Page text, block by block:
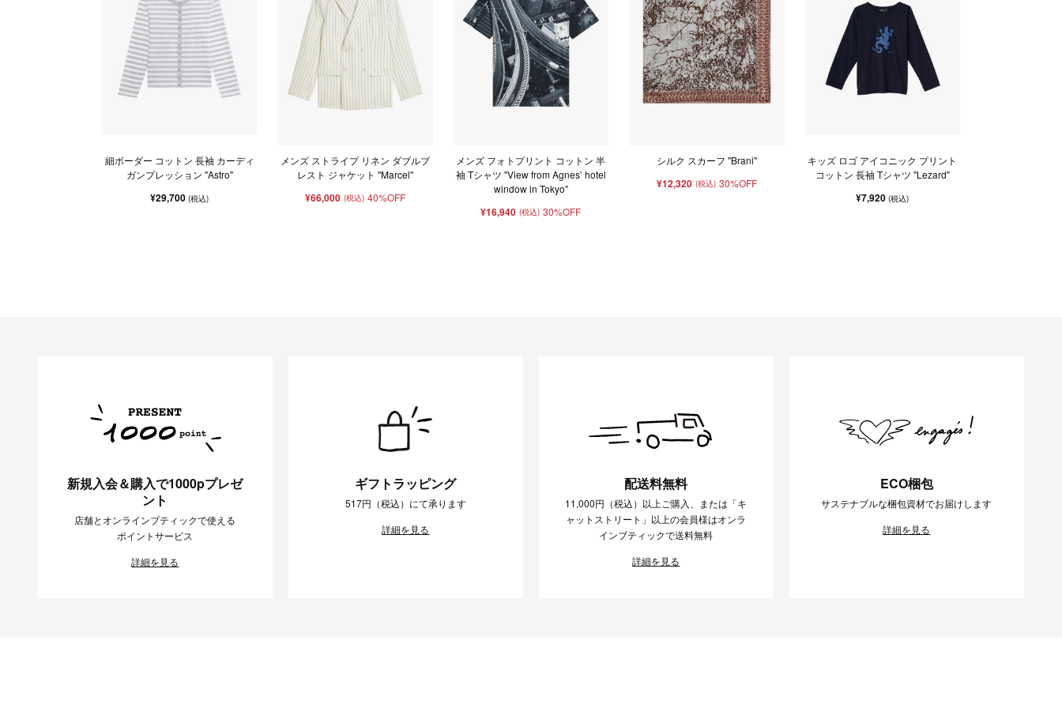
細ボーダー コットン 長袖 カーディ
ガンプレッション "Astro"
¥29,700(税込)
メンズ ストライプ リネン ダブルブ
レスト ジャケット "Marcel"
¥66,000 (税込) 40%OFF
メンズ フォトプリント コットン 半
袖 Tシャツ "View from Agnes’ hotel
window in Tokyo"
¥16,940 (税込) 30%OFF
シルク スカーフ "Brani"
¥12,320 (税込) 30%OFF
キッズ ロゴ アイコニック プリント
コットン 長袖 Tシャツ "Lezard"
¥7,920(税込)
新規入会＆購入で1000pプレゼ
ント
店舗とオンラインブティックで使える
ポイントサービス
詳細を見る
ギフトラッピング
517円（税込）にて承ります
詳細を見る
配送料無料
11,000円（税込）以上ご購入、または「キ
ャットストリート」以上の会員様はオンラ
インブティックで送料無料
詳細を見る
ECO梱包
サステナブルな梱包資材でお届けします
詳細を見る